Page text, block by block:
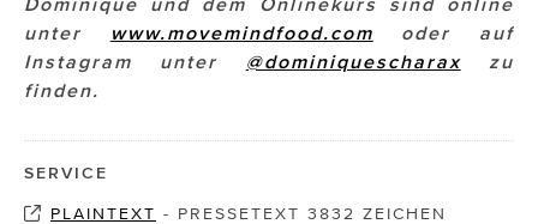
unter
www.movemindfood.com oder auf
Instagram unter @dominiquescharaxzu
finden.
SERVICE
PLAINTEXT - PRESSETEXT 3832 ZEICHEN